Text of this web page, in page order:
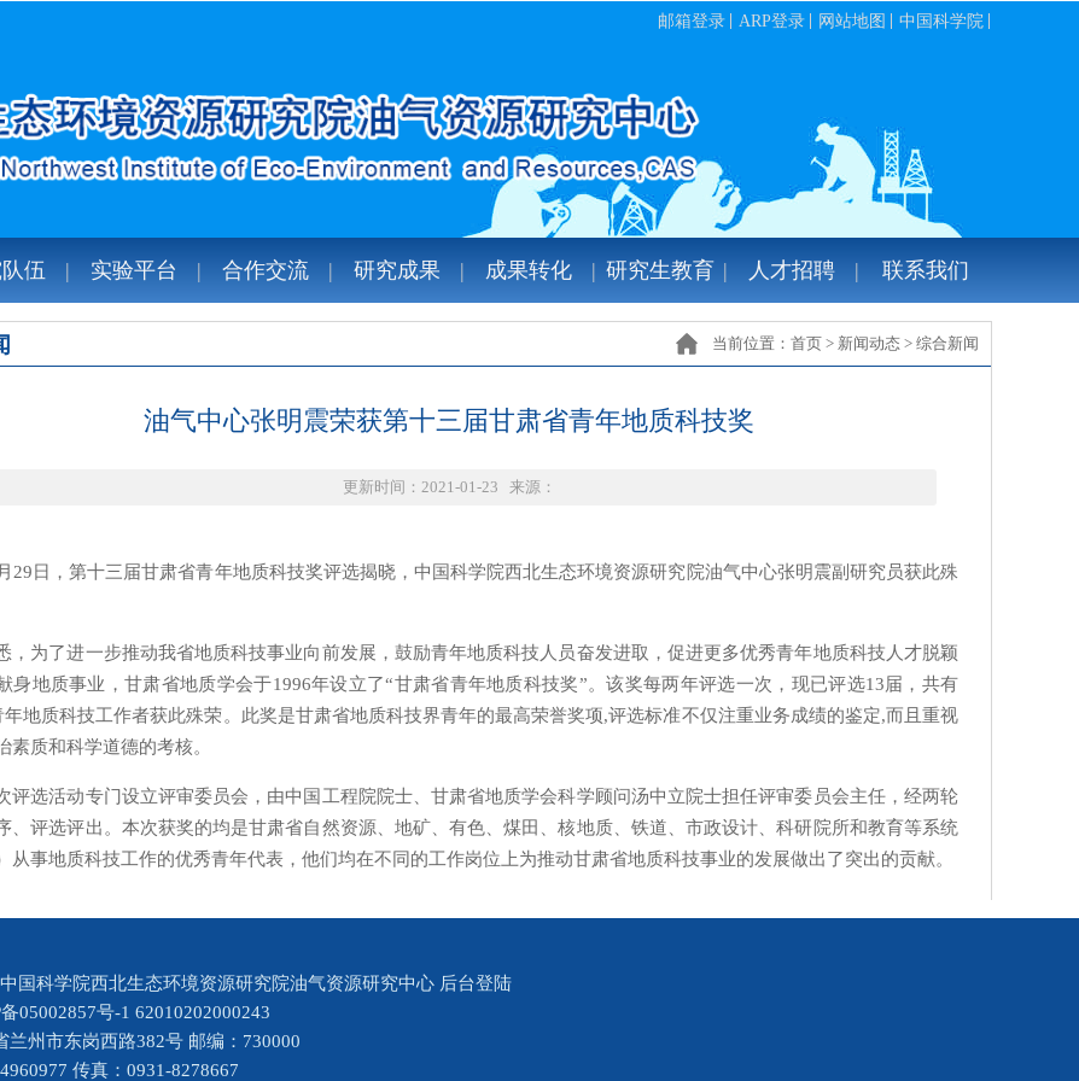
邮箱登录 ARP登录 网站地图 中国科学院
伍 实验平台 合作交流 研究成果 成果转化 研究生教育 人才招聘 联系我们
当前位置： 首页 > 新闻动态 > 综合新闻
油气中心张明震荣获第十三届甘肃省青年地质科技奖
更新时间：2021-01-23 来源：
月 29 日，第十三届甘肃省青年地质科技奖评选揭晓， 中国科学院西北生态环境资源研究院油气中心张明震副研究员获此殊
，为了进一步推动我省地质科技事业向前发展，鼓励青年地质科技人员奋发进取，促进更多优秀青年地质科技人才脱颖
身地质事业，甘肃省地质学会于1996年设立了“甘肃省青年地质科技奖”。该奖每两年评选一次 ，现已评选13届，共有
年地质科技工作者获此殊荣。此奖是甘肃省地质科技界青年的最高荣誉奖项,评选标准不仅注重业务成绩的鉴定,而且重视
素质和科学道德的考核。
评选活动专门设立评审委员会， 由中国工程院院士、甘肃省地质学会科学顾问汤中立院士担任评审委员会主任，经两轮
、评选评出。本次获奖的均是甘肃省自然资源、地矿、有色、煤田、核地质、铁道、市政设计、科研院所和教育等系统
从事地质科技工作的优秀青年代表，他们均在不同的工作岗位上为推动甘肃省地质科技事业的发展做出了突出的贡献。
国科学院西北生态环境资源研究院油气资源研究中心 后台登陆
05002857号-1 62010202000243
兰州市东岗西路382号 邮编：730000
传真：0931-8278667